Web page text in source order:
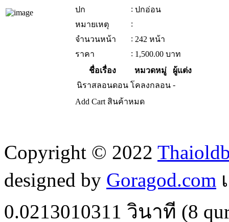
ปก
: ปกอ่อน
หมายเหตุ
:
จำนวนหน้า
: 242 หน้า
ราคา
: 1,500.00 บาท
ชื่อเรื่อง
หมวดหมู่
ผู้แต่ง
นิราสลอนดอน โคลงกลอน -
Add Cart สินค้าหมด
Copyright © 2022
designed by Goragod.com
0.0213010311 วินาที (8